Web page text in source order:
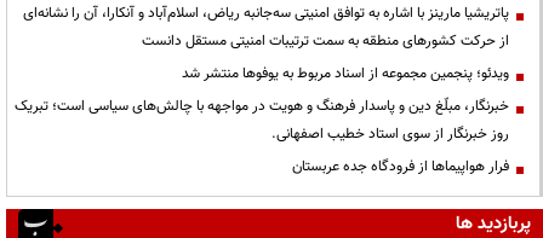
پاتریشیا مارینز با اشاره به توافق امنیتی سه‌جانبه ریاض، اسلام‌آباد و آنکارا، آن را نشانه‌ای
از حرکت کشورهای منطقه به سمت ترتیبات امنیتی مستقل دانست
ویدئو؛ پنجمین مجموعه از اسناد مربوط به یوفوها منتشر شد
خبرنگار، مبلّغ دین و پاسدار فرهنگ و هویت در مواجهه با چالش‌های سیاسی است؛ تبریک
روز خبرنگار از سوی استاد خطیب اصفهانی.
فرار هواپیماها از فرودگاه جده عربستان
پربازدید ها